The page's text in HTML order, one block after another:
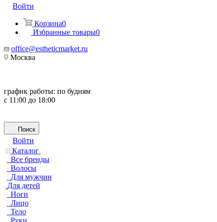
Войти
Корзина0
Избранные товары0
office@estheticmarket.ru
Москва
график работы: по будням
с 11:00 до 18:00
Поиск
Войти
Каталог
Все бренды
Волосы
Для мужчин
Для детей
Ноги
Лицо
Тело
Руки